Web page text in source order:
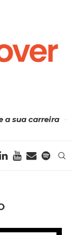
a sua carreira